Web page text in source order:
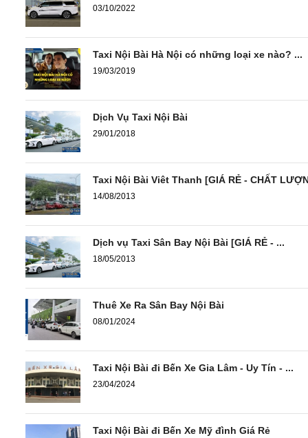
03/10/2022
Taxi Nội Bài Hà Nội có những loại xe nào? ...
19/03/2019
Dịch Vụ Taxi Nội Bài
29/01/2018
Taxi Nội Bài Viêt Thanh [GIÁ RẺ - CHẤT
14/08/2013
Dịch vụ Taxi Sân Bay Nội Bài [GIÁ RẺ - ...
18/05/2013
Thuê Xe Ra Sân Bay Nội Bài
08/01/2024
Taxi Nội Bài đi Bến Xe Gia Lâm - Uy Tín - ...
23/04/2024
Taxi Nội Bài đi Bến Xe Mỹ đình Giá Rẻ